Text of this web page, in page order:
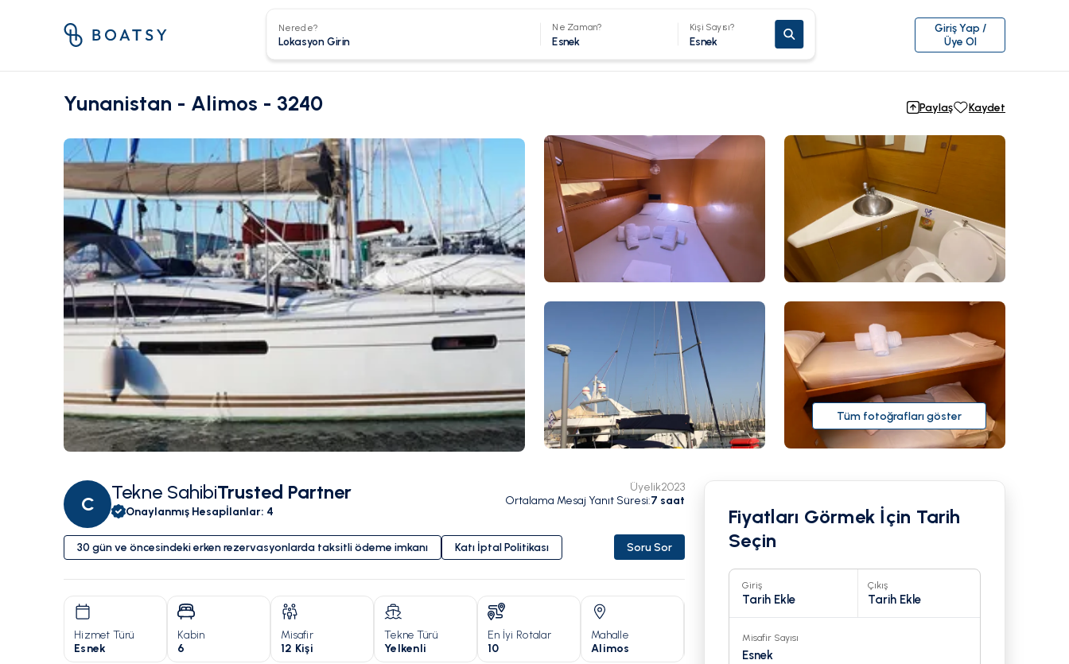
Nerede? Ne Zaman?
Esnek
Kişi Sayısı?
Esnek
Giriş Yap /
Üye Ol
Yunanistan - Alimos - 3240 Paylaş Kaydet
Tüm fotoğrafları göster
C
Tekne SahibiTrusted Partner
Onaylanmış Hesapİlanlar: 4
Üyelik2023
Ortalama Mesaj Yanıt Süresi:7 saat
30 gün ve öncesindeki erken rezervasyonlarda taksitli ödeme imkanı Katı İptal Politikası Soru Sor
Hizmet Türü
Esnek
Kabin
6
Misafir
12 Kişi
Tekne Türü
Yelkenli
En İyi Rotalar
10
Mahalle
Alimos
Fiyatları Görmek İçin Tarih
Seçin
Giriş
Tarih Ekle
Çıkış
Tarih Ekle
Misafir Sayısı
Esnek